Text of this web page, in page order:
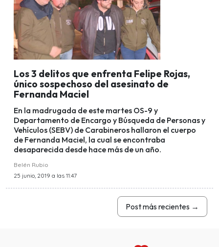
Los 3 delitos que enfrenta Felipe Rojas,
único sospechoso del asesinato de
Fernanda Maciel
En la madrugada de este martes OS-9 y
Departamento de Encargo y Búsqueda de Personas y
Vehículos (SEBV) de Carabineros hallaron el cuerpo
de Fernanda Maciel, la cual se encontraba
desaparecida desde hace más de un año.
Belén Rubio
25 junio, 2019 a las 11:47
Post más recientes →